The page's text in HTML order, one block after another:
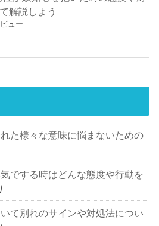
解説しよう
ュー
た様々な意味に悩まないための
でする時はどんな態度や行動を
て別れのサインや対処法につい